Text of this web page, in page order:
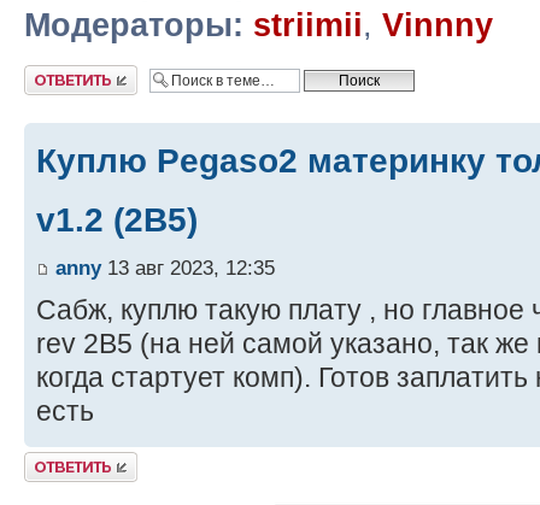
Модераторы: striimii, Vinnny
Ответить
Куплю Pegaso2 материнку
v1.2 (2B5)
anny13 авг 2023, 12:35
Сабж, куплю такую плату , но
rev 2B5 (на ней самой указано, так же
когда стартует комп). Готов
есть
Ответить